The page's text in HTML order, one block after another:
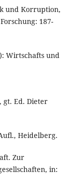
und Korruption,
187-
Wirtschafts und
Ed. Dieter
Heidelberg.
Zur
in: